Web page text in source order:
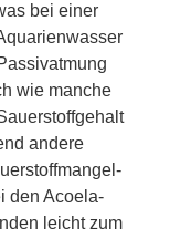
bei einer
wie manche
andere
den Acoela-
leicht zum